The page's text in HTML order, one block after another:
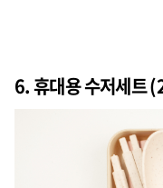
6. 휴대용 수저세트